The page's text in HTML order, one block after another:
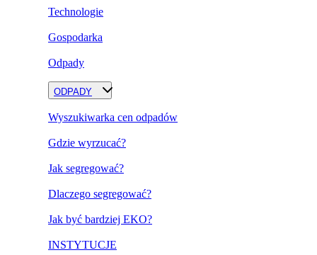
Technologie
Gospodarka
Odpady
ODPADY
Wyszukiwarka cen odpadów
Gdzie wyrzucać?
Jak segregować?
Dlaczego segregować?
Jak być bardziej EKO?
INSTYTUCJE